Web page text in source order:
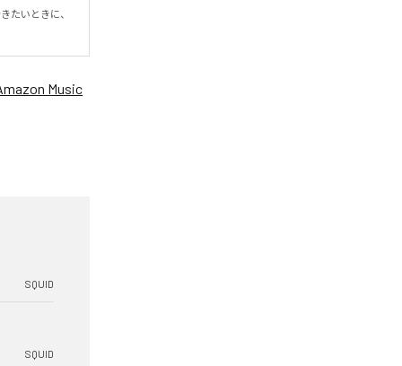
たいときに、
Music
SQUID
SQUID